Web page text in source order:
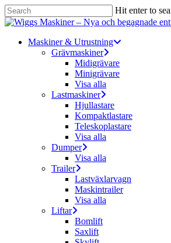
Skip
to
content
Hit enter to
Close
Menu
Maskiner & Utrustning
Grävmaskiner
Midigrävare
Minigrävare
Visa alla
Lastmaskiner
Hjullastare
Kompaktlastare
Teleskoplastare
Visa alla
Dumper
Visa alla
Trailer
Lastväxlarvagn
Maskintrailer
Visa alla
Liftar
Bomlift
Saxlift